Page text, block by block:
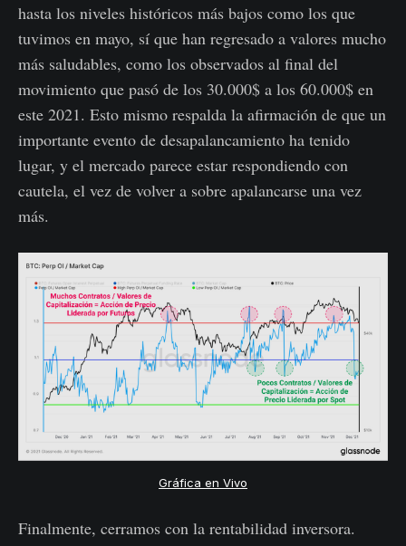
hasta los niveles históricos más bajos como los que
tuvimos en mayo, sí que han regresado a valores mucho
más saludables, como los observados al final del
movimiento que pasó de los 30.000$ a los 60.000$ en
este 2021. Esto mismo respalda la afirmación de que un
importante evento de desapalancamiento ha tenido
lugar, y el mercado parece estar respondiendo con
cautela, el vez de volver a sobre apalancarse una vez
más.
Gráfica en Vivo
Finalmente, cerramos con la rentabilidad inversora.